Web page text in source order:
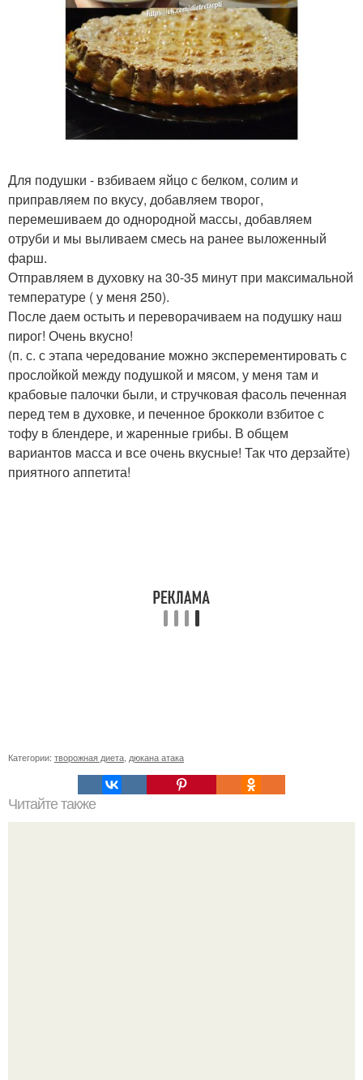
Для подушки - взбиваем яйцо с белком, солим и
приправляем по вкусу, добавляем творог,
перемешиваем до однородной массы, добавляем
отруби и мы выливаем смесь на ранее выложенный
фарш.
Отправляем в духовку на 30-35 минут при максимальной
температуре ( у меня 250).
После даем остыть и переворачиваем на подушку наш
пирог! Очень вкусно!
(п. с. с этапа чередование можно эксперементировать с
прослойкой между подушкой и мясом, у меня там и
крабовые палочки были, и стручковая фасоль печенная
перед тем в духовке, и печенное брокколи взбитое с
тофу в блендере, и жаренные грибы. В общем
вариантов масса и все очень вкусные! Так что дерзайте)
приятного аппетита!
Категории: творожная диета дюкана атака
Читайте также